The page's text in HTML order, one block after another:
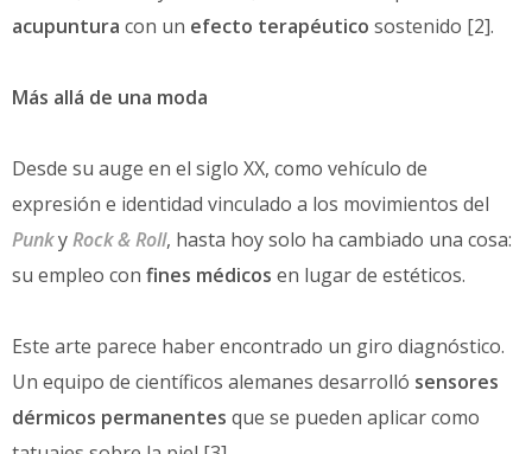
acupuntura con un efecto terapéutico sostenido [2].
Más allá de una moda
Desde su auge en el siglo XX, como vehículo de
expresión e identidad vinculado a los movimientos del
PunkyRock & Roll, hasta hoy solo ha cambiado una cosa:
su empleo con fines médicos en lugar de estéticos.
Este arte parece haber encontrado un giro diagnóstico.
Un equipo de científicos alemanes desarrolló sensores
dérmicos permanentes que se pueden aplicar como